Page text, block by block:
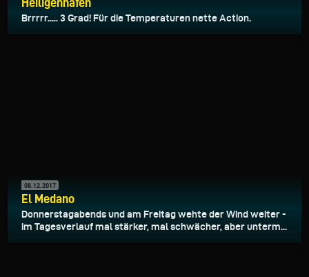
Heiligenhafen
Brrrrr..... 3 Grad! Für die Temperaturen nette Action.
08.12.2017
El Medano
Donnerstagabends und am Freitag wehte der Wind weiter -
im Tagesverlauf mal stärker, mal schwächer, aber unterm...